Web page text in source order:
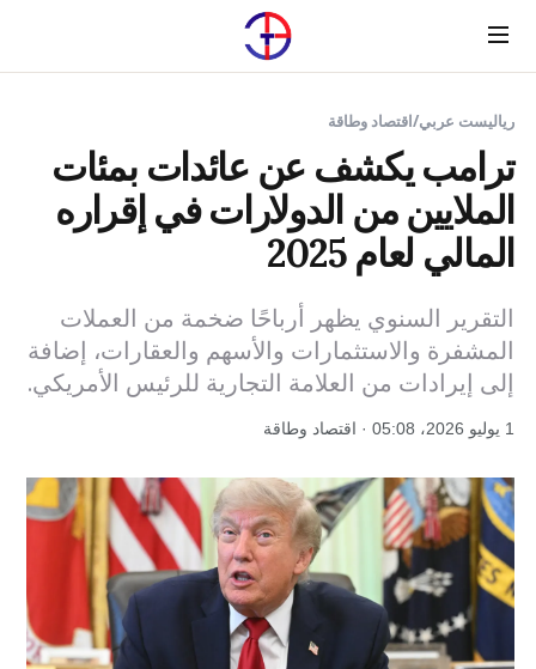
Menu
رياليست عربي/اقتصاد وطاقة
ترامب يكشف عن عائدات بمئات
الملايين من الدولارات في إقراره
المالي لعام 2025
التقرير السنوي يظهر أرباحًا ضخمة من العملات
المشفرة والاستثمارات والأسهم والعقارات، إضافة
إلى إيرادات من العلامة التجارية للرئيس الأمريكي.
1 يوليو 2026، 05:08 · اقتصاد وطاقة